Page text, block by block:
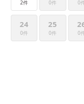
2件 0件 0
24
0件
25
0件 0